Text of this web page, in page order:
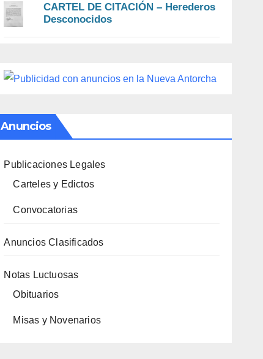
CARTEL DE CITACIÓN – Herederos
Desconocidos
Anuncios
Publicaciones Legales
Carteles y Edictos
Convocatorias
Anuncios Clasificados
Notas Luctuosas
Obituarios
Misas y Novenarios